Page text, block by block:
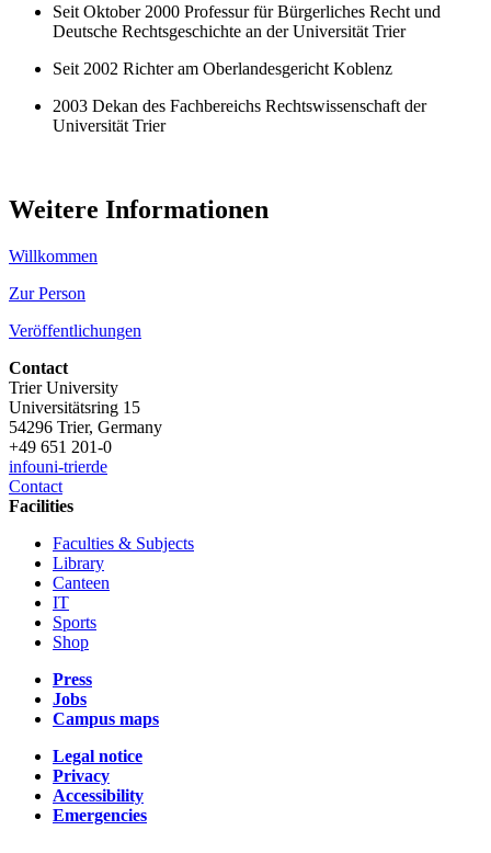
Seit Oktober 2000 Professur für Bürgerliches Recht und
Deutsche Rechtsgeschichte an der Universität Trier
Seit 2002 Richter am Oberlandesgericht Koblenz
2003 Dekan des Fachbereichs Rechtswissenschaft der
Universität Trier
Weitere Informationen
Willkommen
Zur Person
Veröffentlichungen
Contact
Trier University
Universitätsring 15
54296 Trier, Germany
+49 651 201-0
infouni-trierde
Contact
Facilities
Faculties & Subjects
Library
Canteen
IT
Sports
Shop
Press
Jobs
Campus maps
Legal notice
Privacy
Accessibility
Emergencies